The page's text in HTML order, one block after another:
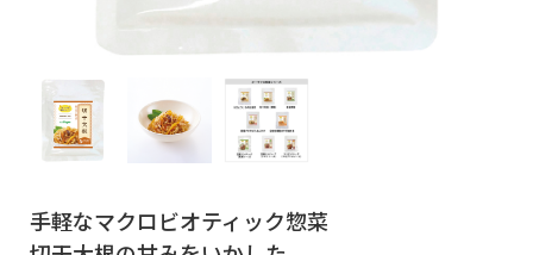
手軽なマクロビオティック惣菜